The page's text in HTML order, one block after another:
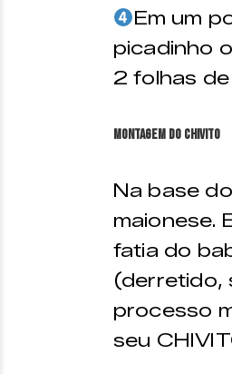
Em um
picadinho
2 folhas de
MONTAGEM DO CHIVITO
Na base
maionese.
fatia do
(derretido,
processo
seu